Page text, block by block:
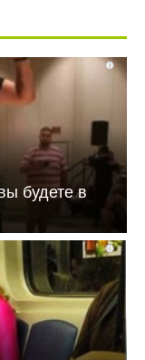
i
будете в
i